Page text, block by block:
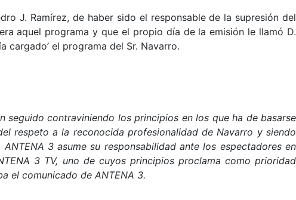
J. Ramírez, de haber sido el responsable de la supresión del
aquel programa y que el propio día de la emisión le llamó D.
cargado’ el programa del Sr. Navarro.
contraviniendo los principios en los que ha de basarse
respeto a la reconocida profesionalidad de Navarro y siendo
3 asume su responsabilidad ante los espectadores en
3 TV, uno de cuyos principios proclama como prioridad
el comunicado de ANTENA 3.